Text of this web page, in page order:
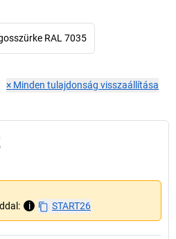
RAL 7035
× Minden tulajdonság visszaállítása
i START26